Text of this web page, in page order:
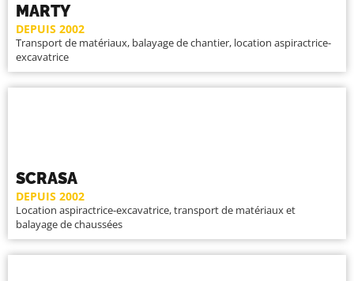
MARTY
DEPUIS 2002
Transport de matériaux, balayage de chantier, location aspiractrice-
excavatrice
SCRASA
DEPUIS 2002
Location aspiractrice-excavatrice, transport de matériaux et
balayage de chaussées